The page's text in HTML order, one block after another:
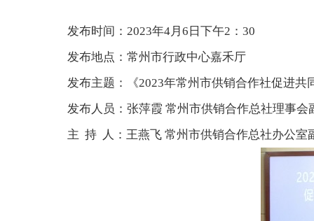
发布时间：2023年4月6日下午2：30
发布地点：常州市行政中心嘉禾厅
发布主题：《2023年常州市供销合作社促进
发布人员：张萍霞 常州市供销合作总社理事会
主 持 人：王燕飞 常州市供销合作总社办公室